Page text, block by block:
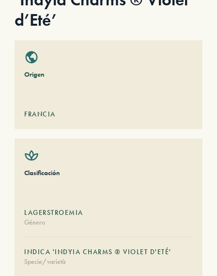
d’Eté’
Origen
FRANCIA
Clasificación
LAGERSTROEMIA
Género
INDICA 'INDYIA CHARMS ® VIOLET D'ETÉ'
Specie/varietà